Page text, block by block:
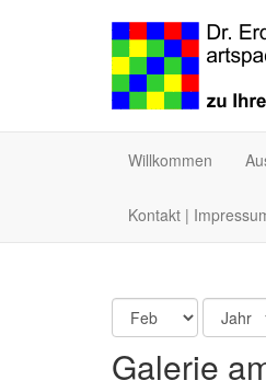
Willkommen
Kontakt |
Galerie